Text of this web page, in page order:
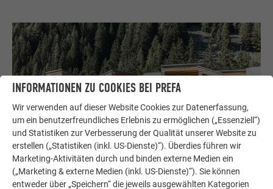
INFORMATIONEN ZU COOKIES BEI PREFA
Wir verwenden auf dieser Website Cookies zur Datenerfassung,
um ein benutzerfreundliches Erlebnis zu ermöglichen („Essenziell“)
und Statistiken zur Verbesserung der Qualität unserer Website zu
erstellen („Statistiken (inkl. US-Dienste)“). Überdies führen wir
Marketing-Aktivitäten durch und binden externe Medien ein
(„Marketing & externe Medien (inkl. US-Dienste)“). Sie können
entweder über „Speichern“ die jeweils ausgewählten Kategorien